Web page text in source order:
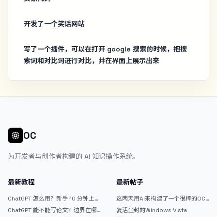
开发了一个笑话网站
写了一个插件，可以在打开 google 搜索的时候，把搜
索词和对比词进行对比，并在界面上展示出来
OC
为开发者与创作者构建的 AI 知识操作系统。
最新教程
ChatGPT 怎么用？新手 10 分钟上手
ChatGPT 能不能写论文？边界在哪
最新帖子
这两天用AI来构建了一个很棒的OC
论坛精华区
复活尘封的Windows Vista